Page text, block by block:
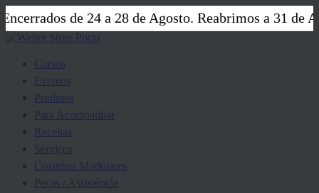
de 24 a 28 de Agosto. Reabrimos a 31 de
Cursos
Eventos
Produtos
Para Acompanhar
Receitas
Serviços
Cozinhas Modulares
Peças / Assistência